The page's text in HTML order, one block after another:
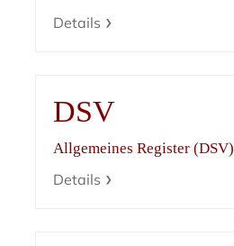
Details
DSV
Allgemeines Register (DSV)
Details